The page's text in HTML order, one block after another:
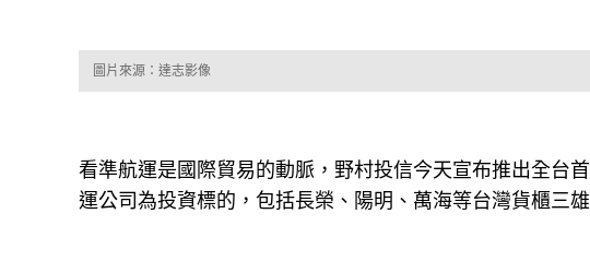
圖片來源：達志影像
看準航運是國際貿易的動脈，野村投信今天宣布推出全台
運公司為投資標的，包括長榮、陽明、萬海等台灣貨櫃三